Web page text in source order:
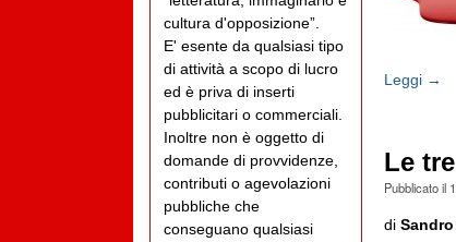
Leggi →
Le
Pubblicato il
di
cultura d'opposizione”.
E' esente da qualsiasi tipo
di attività a scopo di lucro
ed è priva di inserti
pubblicitari o commerciali.
Inoltre non è oggetto di
domande di provvidenze,
contributi o agevolazioni
pubbliche che
conseguano qualsiasi